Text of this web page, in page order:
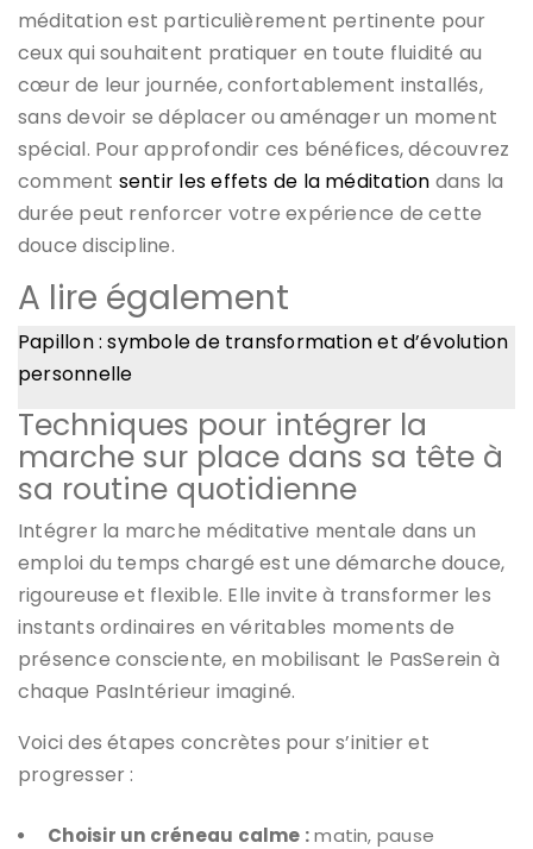
méditation est particulièrement pertinente pour
ceux qui souhaitent pratiquer en toute fluidité au
cœur de leur journée, confortablement installés,
sans devoir se déplacer ou aménager un moment
spécial. Pour approfondir ces bénéfices, découvrez
comment sentir les effets de la méditation dans la
durée peut renforcer votre expérience de cette
douce discipline.
A lire également
Papillon : symbole de transformation et d’évolution
personnelle
Techniques pour intégrer la
marche sur place dans sa tête à
sa routine quotidienne
Intégrer la marche méditative mentale dans un
emploi du temps chargé est une démarche douce,
rigoureuse et flexible. Elle invite à transformer les
instants ordinaires en véritables moments de
présence consciente, en mobilisant le PasSerein à
chaque PasIntérieur imaginé.
Voici des étapes concrètes pour s’initier et
progresser :
Choisir un créneau calme :matin, pause